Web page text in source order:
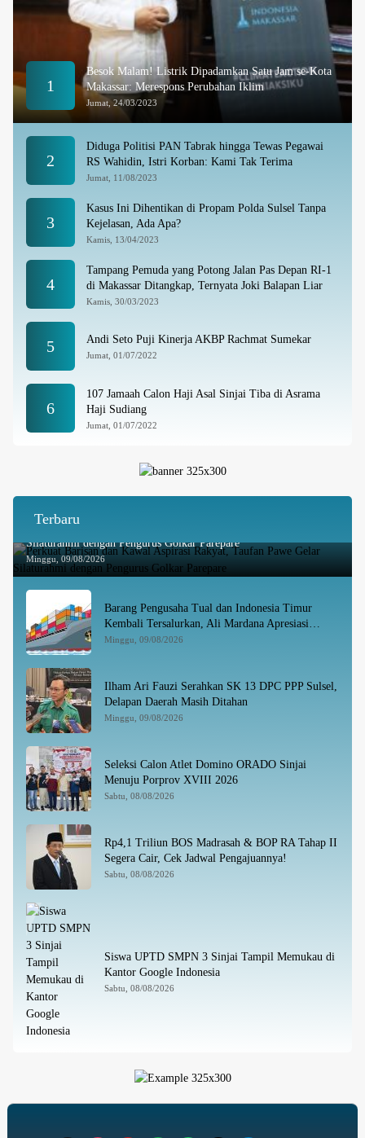
1
Besok Malam! Listrik Dipadamkan Satu Jam se-Kota
Makassar: Merespons Perubahan Iklim
Jumat, 24/03/2023
2
Diduga Politisi PAN Tabrak hingga Tewas Pegawai
RS Wahidin, Istri Korban: Kami Tak Terima
Jumat, 11/08/2023
3
Kasus Ini Dihentikan di Propam Polda Sulsel Tanpa
Kejelasan, Ada Apa?
Kamis, 13/04/2023
4
Tampang Pemuda yang Potong Jalan Pas Depan RI-1
di Makassar Ditangkap, Ternyata Joki Balapan Liar
Kamis, 30/03/2023
5 Andi Seto Puji Kinerja AKBP Rachmat Sumekar
Jumat, 01/07/2022
6
107 Jamaah Calon Haji Asal Sinjai Tiba di Asrama
Haji Sudiang
Jumat, 01/07/2022
Terbaru
Perkuat Barisan dan Kawal Aspirasi Rakyat, Taufan Pawe Gelar
Silaturahmi dengan Pengurus Golkar Parepare
Minggu, 09/08/2026
Barang Pengusaha Tual dan Indonesia Timur
Kembali Tersalurkan, Ali Mardana Apresiasi
Penyelesaian Afid Logistik dan Tanto Intim Line
Minggu, 09/08/2026
Ilham Ari Fauzi Serahkan SK 13 DPC PPP Sulsel,
Delapan Daerah Masih Ditahan
Minggu, 09/08/2026
Seleksi Calon Atlet Domino ORADO Sinjai
Menuju Porprov XVIII 2026
Sabtu, 08/08/2026
Rp4,1 Triliun BOS Madrasah & BOP RA Tahap II
Segera Cair, Cek Jadwal Pengajuannya!
Sabtu, 08/08/2026
Siswa UPTD SMPN 3 Sinjai Tampil Memukau di
Kantor Google Indonesia
Sabtu, 08/08/2026